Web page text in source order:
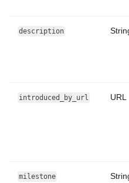
description
introduced_by_url URL
milestone